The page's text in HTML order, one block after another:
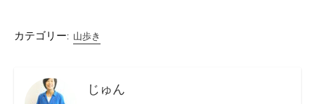
カテゴリー: 山歩き
じゅん